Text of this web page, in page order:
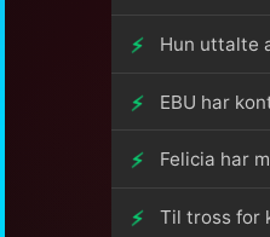
Hun uttalte
EBU har
Felicia har
Til tross for